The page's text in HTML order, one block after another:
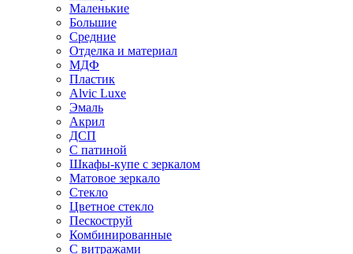
Маленькие
Большие
Средние
Отделка и материал
МДФ
Пластик
Alvic Luxe
Эмаль
Акрил
ДСП
С патиной
Шкафы-купе с зеркалом
Матовое зеркало
Стекло
Цветное стекло
Пескоструй
Комбинированные
С витражами